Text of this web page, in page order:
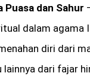
Puasa dan Sahur
dalam agama
diri dari
dari fajar